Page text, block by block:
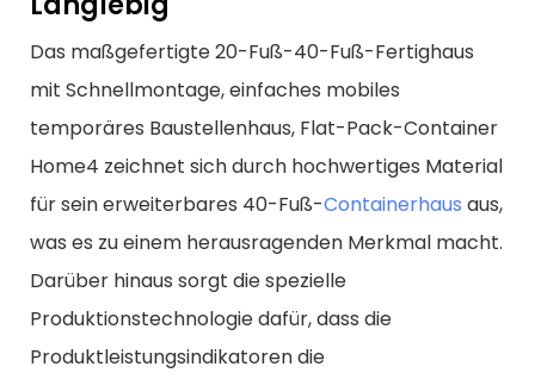
Das maßgefertigte 20-Fuß-40-Fuß-Fertighaus
mit Schnellmontage, einfaches mobiles
temporäres Baustellenhaus, Flat-Pack-Container
Home4 zeichnet sich durch hochwertiges Material
für sein erweiterbares 40-Fuß-Containerhaus aus,
was es zu einem herausragenden Merkmal macht.
Darüber hinaus sorgt die spezielle
Produktionstechnologie dafür, dass die
Produktleistungsindikatoren die